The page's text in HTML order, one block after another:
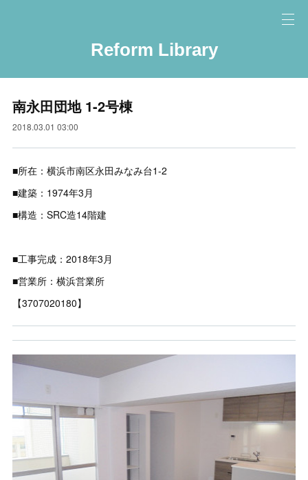
Reform Library
南永田団地 1-2号棟
2018.03.01 03:00
■所在：横浜市南区永田みなみ台1-2
■建築：1974年3月
■構造：SRC造14階建
■工事完成：2018年3月
■営業所：横浜営業所
【3707020180】